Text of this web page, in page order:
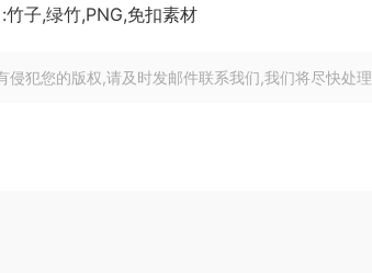
竹子,绿竹,PNG,免扣素材
犯您的版权,请及时发邮件联系我们,我们将尽快处理